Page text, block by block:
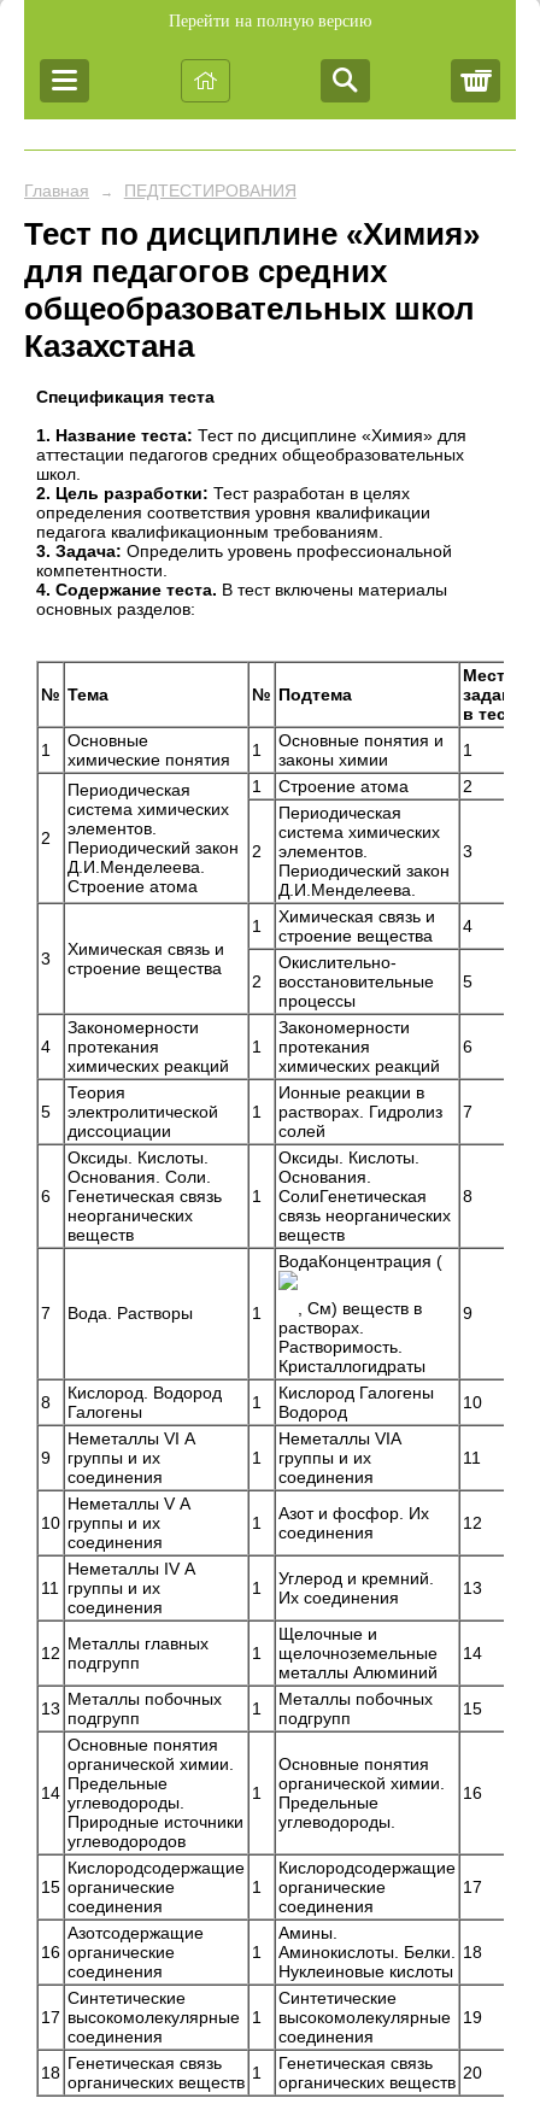
Перейти на полную версию
Главная → ПЕДТЕСТИРОВАНИЯ
Тест по дисциплине «Химия»
для педагогов средних
общеобразовательных школ
Казахстана
Спецификация теста
1. Название теста: Тест по дисциплине «Химия» для
аттестации педагогов средних общеобразовательных
школ.
2. Цель разработки: Тест разработан в целях
определения соответствия уровня квалификации
педагога квалификационным требованиям.
3. Задача: Определить уровень профессиональной
компетентности.
4. Содержание теста. В тест включены материалы
основных разделов:
№ Тема № Подтема
Место
задания
в тесте
1
Основные
химические понятия
1
Основные понятия и
законы химии
1
2
Периодическая
система химических
элементов.
Периодический закон
Д.И.Менделеева.
Строение атома
1 Строение атома 2
2
Периодическая
система химических
элементов.
Периодический закон
Д.И.Менделеева.
3
3
Химическая связь и
строение вещества
1
Химическая связь и
строение вещества
4
2
Окислительно-
восстановительные
процессы
5
4
Закономерности
протекания
химических реакций
1
Закономерности
протекания
химических реакций
6
5
Теория
электролитической
диссоциации
1
Ионные реакции в
растворах. Гидролиз
солей
7
6
Оксиды. Кислоты.
Основания. Соли.
Генетическая связь
неорганических
веществ
1
Оксиды. Кислоты.
Основания.
СолиГенетическая
связь неорганических
веществ
8
7 Вода. Растворы 1
ВодаКонцентрация (
, См) веществ в
растворах.
Растворимость.
Кристаллогидраты
9
8
Кислород. Водород
Галогены
1
Кислород Галогены
Водород
10
9
Неметаллы VI А
группы и их
соединения
1
Неметаллы VIА
группы и их
соединения
11
10
Неметаллы V А
группы и их
соединения
1
Азот и фосфор. Их
соединения
12
11
Неметаллы IV А
группы и их
соединения
1
Углерод и кремний.
Их соединения
13
12 Металлы главных
подгрупп
1
Щелочные и
щелочноземельные
металлы Алюминий
14
13 Металлы побочных
подгрупп
1
Металлы побочных
подгрупп
15
14
Основные понятия
органической химии.
Предельные
углеводороды.
Природные источники
углеводородов
1
Основные понятия
органической химии.
Предельные
углеводороды.
16
15
Кислородсодержащие
органические
соединения
1
Кислородсодержащие
органические
соединения
17
16
Азотсодержащие
органические
соединения
1
Амины.
Аминокислоты. Белки.
Нуклеиновые кислоты
18
17
Синтетические
высокомолекулярные
соединения
1
Синтетические
высокомолекулярные
соединения
19
18 Генетическая связь
органических веществ 1
Генетическая связь
органических веществ 20